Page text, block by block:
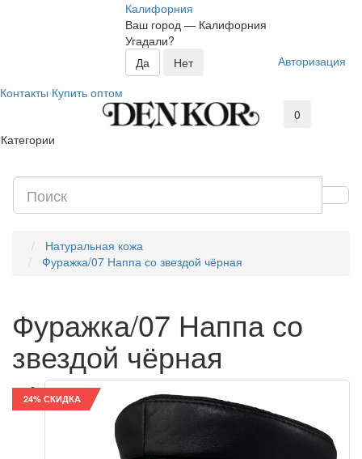
Калифорния
Ваш город — Калифорния
Угадали?
Авторизация
Контакты Купить оптом
0
Категории
Натуральная кожа
Фуражка/07 Наппа со звездой чёрная
Фуражка/07 Наппа со
звездой чёрная
24% СКИДКА